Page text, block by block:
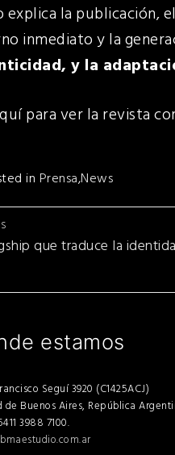
explica la publicación,
inmediato y la
y la
para ver la revista
in Prensa,News
que traduce la
estamos
Seguí 3920 (C1425ACJ)
de Buenos Aires, República
3988 7100.